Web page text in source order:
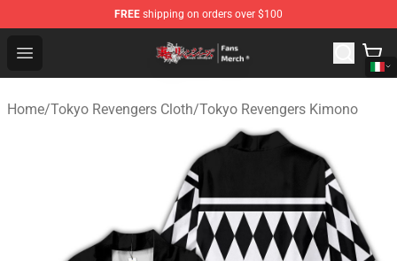
FREE shipping on orders over $100
Open menu
Tokyo Revengers Store - Official Tokyo Revengers
Home/Tokyo Revengers Cloth/Tokyo Revengers Kimono